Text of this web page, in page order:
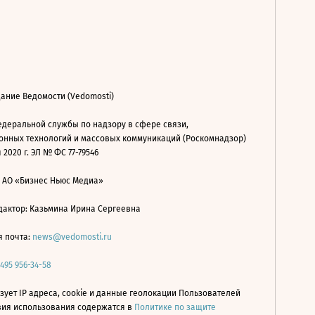
Ведомости (Vedomosti)
службы по надзору в сфере связи,
технологий и массовых коммуникаций (Роскомнадзор)
2020 г. ЭЛ № ФС 77-79546
АО «Бизнес Ньюс Медиа»
Казьмина Ирина Сергеевна
почта: news@vedomosti.ru
495 956-34-58
IP адреса, cookie и данные геолокации Пользователей
использования содержатся в Политике по защите